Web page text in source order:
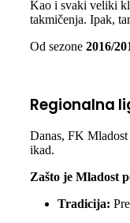
Kao i svaki veliki
takmičenja. Ipak,
Od sezone 2016/
Regionalna
Danas, FK
ikad.
Zašto je Mladost
Tradicija: